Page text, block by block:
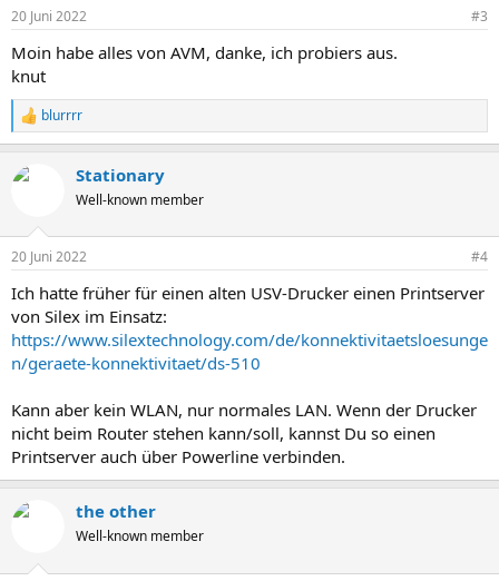
e
:
20 Juni 2022 #3
Moin habe alles von AVM, danke, ich probiers aus.
knut
R
e
k
e
:
blurrrr
Stationary
Well-known member
20 Juni 2022 #4
Ich hatte früher für einen alten USV-Drucker einen Printserver
von Silex im Einsatz:
https://www.silextechnology.com/de/konnektivitaetsloesunge
n/geraete-konnektivitaet/ds-510
Kann aber kein WLAN, nur normales LAN. Wenn der Drucker
nicht beim Router stehen kann/soll, kannst Du so einen
Printserver auch über Powerline verbinden.
the other
Well-known member